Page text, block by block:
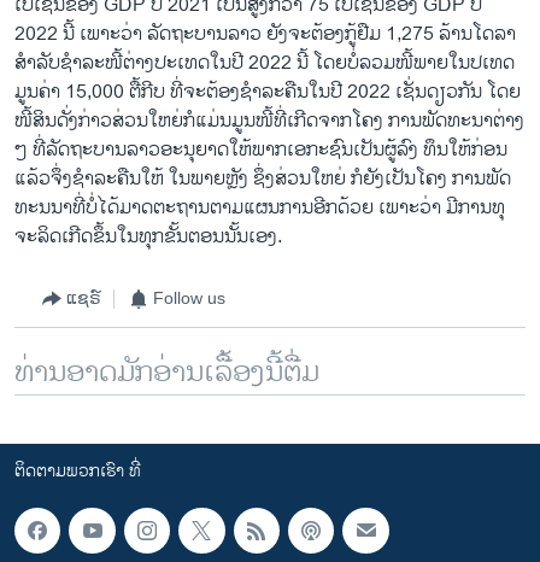
2022 ນີ້ ເພາະວ່າ ລັດຖະບານລາວ ຍັງຈະຕ້ອງກູ້ຢືມ 1,275 ລ້ານໂດ​ລາ
ສຳລັບຊຳລະໜີ້ຕ່າງປະເທດໃນປີ 2022 ນີ້ ໂດຍບໍ່ລວມໜີ້ພາຍໃນປເທດ
ມູນຄ່າ 15,000 ຕື້ກີບ ທີ່ຈະຕ້ອງຊຳລະຄືນໃນປີ 2022 ເຊັ່ນດຽວກັນ ໂດຍ
ໜີ້ສິນດັ່ງກ່າວສ່ວນໃຫຍ່ກໍແມ່ນມູນໜີ້ທີ່ເກີດຈາກໂຄງ ການພັດທະນາຕ່າງ
ໆ ທີ່ລັດຖະບານລາວອະນຸຍາດໃຫ້ພາກເອກະຊົນເປັນຜູ້ລົງ ທຶນໃຫ້ກ່ອນ
ແລ້ວຈຶ່ງຊຳລະຄືນໃຫ້ ໃນພາຍຫຼັງ ຊຶ່ງສ່ວນໃຫຍ່ ກໍຍັງເປັນໂຄງ ການພັດ
ທະນນາທີ່ບໍ່ໄດ້ມາດຕະຖານຕາມແຜນການອີກດ້ວຍ ເພາະວ່າ ມີການທຸ
ຈະລິດເກີດຂຶ້ນໃນທຸກຂັ້ນຕອນນັ້ນເອງ.
ແຊຣ໌ Follow us
ທ່ານອາດມັກອ່ານເລື້ອງນີ້ຕື່ມ
ຕິດຕາມພວກເຮົາ ທີ່